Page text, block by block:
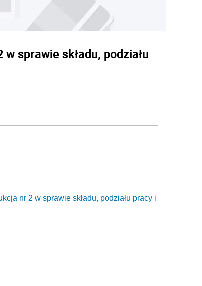
sprawie składu, podziału
nr 2 w sprawie składu, podziału pracy i